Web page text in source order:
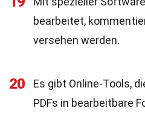
bearbeitet,
versehen werden.
20
Es gibt Online-Tools,
PDFs in bearbeitbare